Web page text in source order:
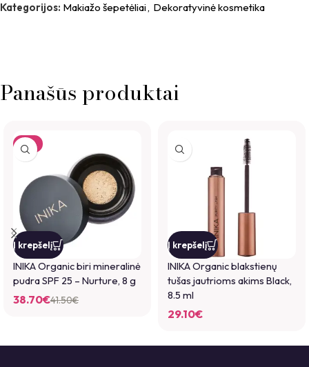
Kategorijos: Makiažo šepetėliai, Dekoratyvinė kosmetika
Panašūs produktai
-7%
Į krepšelį
INIKA Organic biri mineralinė
pudra SPF 25 – Nurture, 8 g
41.50€
38.70€
Į krepšelį
INIKA Organic blakstienų
tušas jautrioms akims Black,
8.5 ml
29.10€